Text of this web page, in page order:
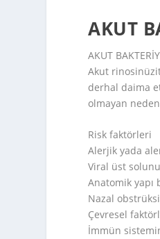
AKUT
AKUT
Akut
derhal daima
olmayan
Risk faktörleri
Alerjik yada
Viral üst
Anatomik yapı
Nazal
Çevresel
İmmün